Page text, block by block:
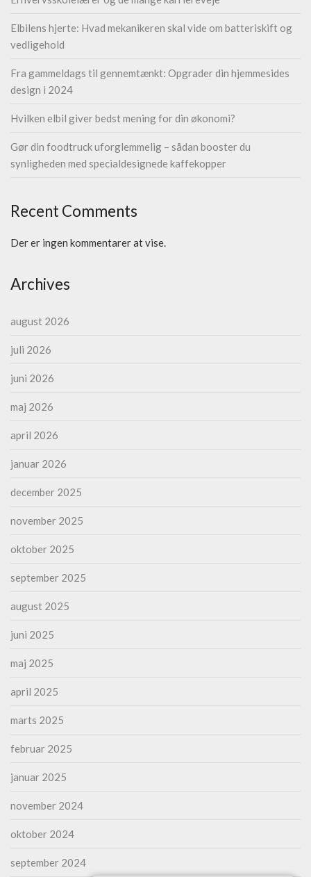
Elbilens hjerte: Hvad mekanikeren skal vide om batteriskift og
vedligehold
Fra gammeldags til gennemtænkt: Opgrader din hjemmesides
design i 2024
Hvilken elbil giver bedst mening for din økonomi?
Gør din foodtruck uforglemmelig – sådan booster du
synligheden med specialdesignede kaffekopper
Recent Comments
Der er ingen kommentarer at vise.
Archives
august 2026
juli 2026
juni 2026
maj 2026
april 2026
januar 2026
december 2025
november 2025
oktober 2025
september 2025
august 2025
juni 2025
maj 2025
april 2025
marts 2025
februar 2025
januar 2025
november 2024
oktober 2024
september 2024